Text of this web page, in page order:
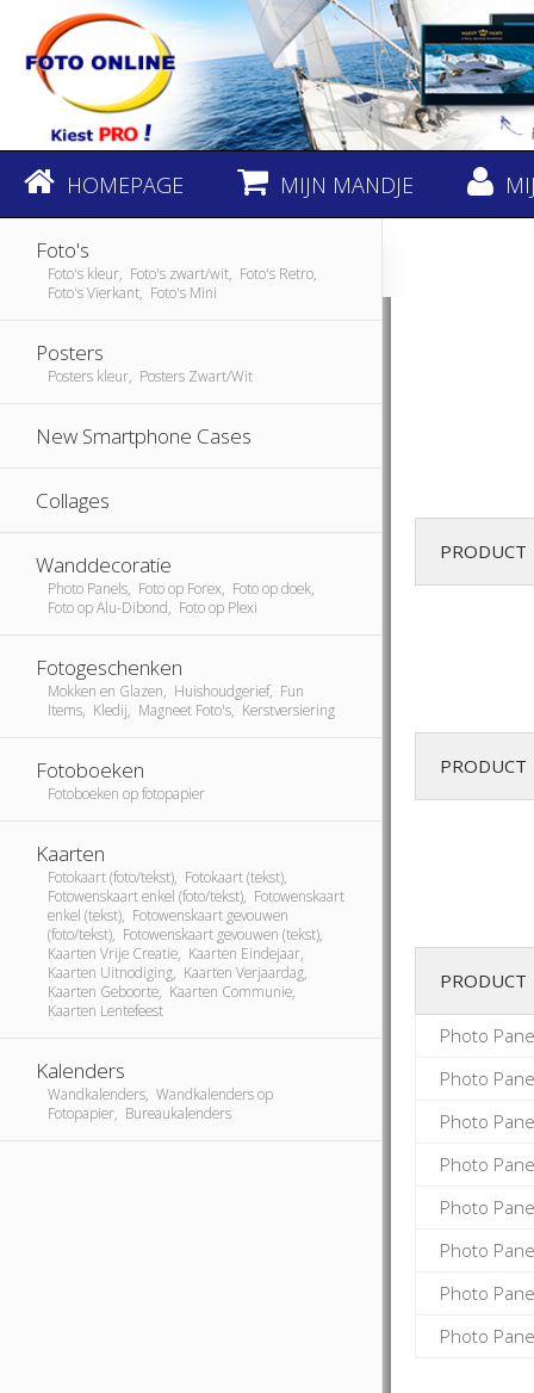
HOMEPAGE MIJN MANDJE
Foto's
Foto's kleur, Foto's zwart/wit, Foto's Retro,
Foto's Vierkant, Foto's Mini
Posters
Posters kleur, Posters Zwart/Wit
New Smartphone Cases
Collages
Wanddecoratie
Photo Panels, Foto op Forex, Foto op doek,
Foto op Alu-Dibond, Foto op Plexi
Fotogeschenken
Mokken en Glazen, Huishoudgerief, Fun
Items, Kledij, Magneet Foto's, Kerstversiering
Fotoboeken
Fotoboeken op fotopapier
Kaarten
Fotokaart (foto/tekst), Fotokaart (tekst),
Fotowenskaart enkel (foto/tekst), Fotowenskaart
enkel (tekst), Fotowenskaart gevouwen
(foto/tekst), Fotowenskaart gevouwen (tekst),
Kaarten Vrije Creatie, Kaarten Eindejaar,
Kaarten Uitnodiging, Kaarten Verjaardag,
Kaarten Geboorte, Kaarten Communie,
Kaarten Lentefeest
Kalenders
Wandkalenders, Wandkalenders op
Fotopapier, Bureaukalenders
PRODUCT
PRODUCT
PRODUCT
Photo
Photo
Photo
Photo
Photo
Photo
Photo
Photo